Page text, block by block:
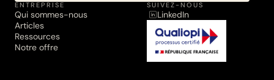
ENTREPRISE
Qui sommes-nous
Articles
Ressources
Notre offre
SUIVEZ-NOUS
LinkedIn